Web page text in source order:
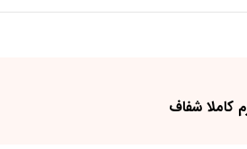
کاملا شفاف